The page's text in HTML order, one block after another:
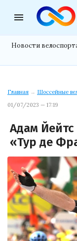
menu
Новости
Главная → Шоссейные
01/07/2023 — 17:19
Адам
«Тур де